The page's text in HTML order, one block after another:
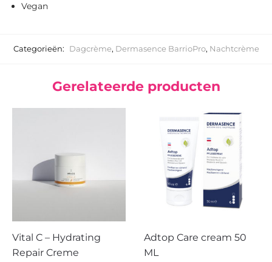
Vegan
Categorieën: Dagcrème, Dermasence BarrioPro, Nachtcrème
Gerelateerde producten
Vital C – Hydrating
Repair Creme
Adtop Care cream 50
ML